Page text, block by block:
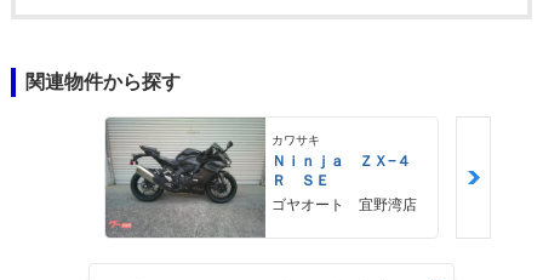
関連物件から探す
カワサキ
Ｎｉｎｊａ ＺＸ−４
Ｒ ＳＥ
ゴヤオート 宜野湾店